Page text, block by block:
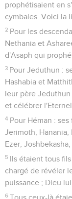
prophétisaient en
cymbales. Voici la
2 Pour les
Nethania et
d'Asaph qui
3 Pour Jeduthun :
Hashabia et
leur père
et célébrer l'Eternel.
4 Pour Héman :
Jerimoth, Hanania,
Ezer,
5 Ils étaient tous
chargé de révéler
puissance ; Dieu
6 Tous ceux-là